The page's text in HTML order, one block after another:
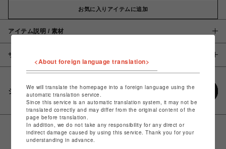
お気に入りアイテムに追加
アイテム説明 / 素材
サイズ
シェアする
<About foreign language translation>
We will translate the homepage into a foreign language using the
automatic translation service.
Since this service is an automatic translation system, it may not be
translated correctly and may differ from the original content of the
page before translation.
In addition, we do not take any responsibility for any direct or
indirect damage caused by using this service. Thank you for your
understanding in advance.